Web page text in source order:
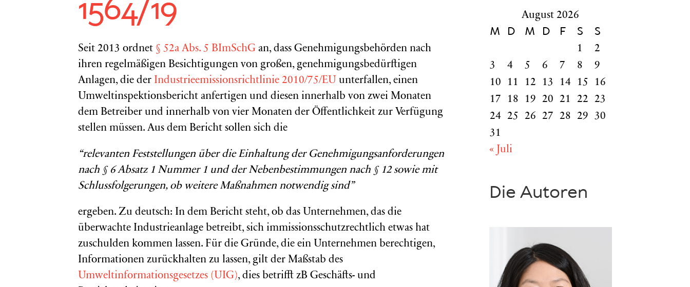
1564/19
Seit 2013 ordnet § 52a Abs. 5 BImSchG an, dass Genehmigungsbehörden nach
ihren regelmäßigen Besichtigungen von großen, genehmigungsbedürftigen
Anlagen, die der Industrieemissionsrichtlinie 2010/75/EU unterfallen, einen
Umweltinspektionsbericht anfertigen und diesen innerhalb von zwei Monaten
dem Betreiber und innerhalb von vier Monaten der Öffentlichkeit zur Verfügung
stellen müssen. Aus dem Bericht sollen sich die
“relevanten Feststellungen über die Einhaltung der Genehmigungsanforderungen
nach § 6 Absatz 1 Nummer 1 und der Nebenbestimmungen nach § 12 sowie mit
Schlussfolgerungen, ob weitere Maßnahmen notwendig sind”
ergeben. Zu deutsch: In dem Bericht steht, ob das Unternehmen, das die
überwachte Industrieanlage betreibt, sich immissionsschutzrechtlich etwas hat
zuschulden kommen lassen. Für die Gründe, die ein Unternehmen berechtigen,
Informationen zurückhalten zu lassen, gilt der Maßstab des
Umweltinformationsgesetzes (UIG), dies betrifft zB Geschäfts- und
August 2026
M D M D F S S
1
2
3
4 5 6 7 8
9
10
11 12 13 14 15
16
17
18 19 20 21 22
23
24
25 26 27 28 29
30
31
« Juli
Die Autoren